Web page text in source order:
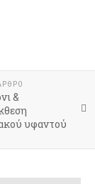
&
υφαντού